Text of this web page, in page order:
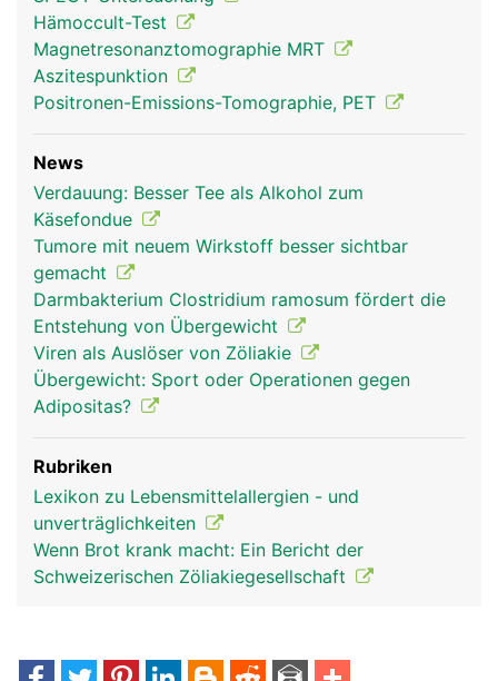
Hämoccult-Test
Magnetresonanztomographie MRT
Aszitespunktion
Positronen-Emissions-Tomographie, PET
News
Verdauung: Besser Tee als Alkohol zum
Käsefondue
Tumore mit neuem Wirkstoff besser sichtbar
gemacht
Darmbakterium Clostridium ramosum fördert die
Entstehung von Übergewicht
Viren als Auslöser von Zöliakie
Übergewicht: Sport oder Operationen gegen
Adipositas?
Rubriken
Lexikon zu Lebensmittelallergien - und
unverträglichkeiten
Wenn Brot krank macht: Ein Bericht der
Schweizerischen Zöliakiegesellschaft